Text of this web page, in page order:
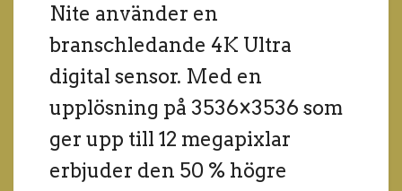
Nite använder en
branschledande 4K Ultra
digital sensor. Med en
upplösning på 3536×3536 som
ger upp till 12 megapixlar
erbjuder den 50 % högre